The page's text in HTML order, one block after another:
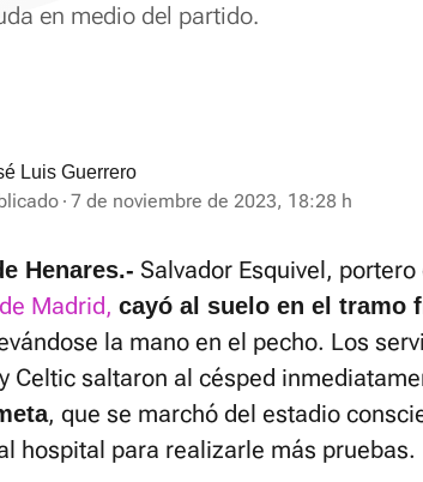
en medio del partido.
Luis Guerrero
7 de noviembre de 2023, 18:28 h
Henares.- Salvador Esquivel, portero
Madrid, cayó al suelo en el tramo
la mano en el pecho. Los
y Celtic saltaron al césped
, que se marchó del estadio
hospital para realizarle más pruebas.